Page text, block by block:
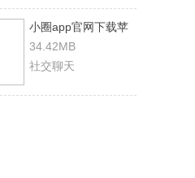
小圈app官网下载苹
果破解版
34.42MB
社交聊天